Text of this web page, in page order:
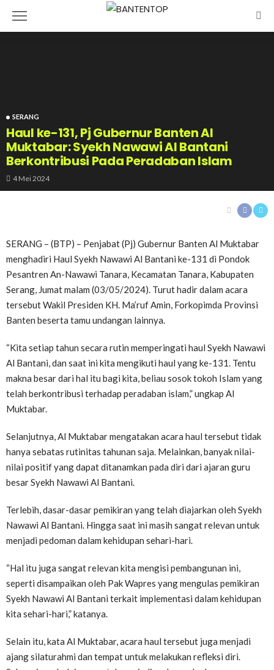
SERANG
Haul ke-131, Pj Gubernur Banten Al
Muktabar: Syekh Nawawi Al Bantani
Berkontribusi Pada Peradaban Islam
4 Mei 2024
SERANG – (BTP) – Penjabat (Pj) Gubernur Banten Al Muktabar
menghadiri Haul Syekh Nawawi Al Bantani ke-131 di Pondok
Pesantren An-Nawawi Tanara, Kecamatan Tanara, Kabupaten
Serang, Jumat malam (03/05/2024). Turut hadir dalam acara
tersebut Wakil Presiden KH. Ma’ruf Amin, Forkopimda Provinsi
Banten beserta tamu undangan lainnya.
“Kita setiap tahun secara rutin memperingati haul Syekh Nawawi
Al Bantani, dan saat ini kita mengikuti haul yang ke-131. Tentu
makna besar dari hal itu bagi kita, beliau sosok tokoh Islam yang
telah berkontribusi terhadap peradaban islam,” ungkap Al
Muktabar.
Selanjutnya, Al Muktabar mengatakan acara haul tersebut tidak
hanya sebatas rutinitas tahunan saja. Melainkan, banyak nilai-
nilai positif yang dapat ditanamkan pada diri dari ajaran guru
besar Syekh Nawawi Al Bantani.
Terlebih, dasar-dasar pemikiran yang telah diajarkan oleh Syekh
Nawawi Al Bantani. Hingga saat ini masih sangat relevan untuk
menjadi pedoman dalam kehidupan sehari-hari.
“Hal itu juga sangat relevan kita mengisi pembangunan ini,
seperti disampaikan oleh Pak Wapres yang mengulas pemikiran
Syekh Nawawi Al Bantani terkait implementasi dalam kehidupan
kita sehari-hari,” katanya.
Selain itu, kata Al Muktabar, acara haul tersebut juga menjadi
ajang silaturahmi dan tempat untuk melakukan refleksi diri.